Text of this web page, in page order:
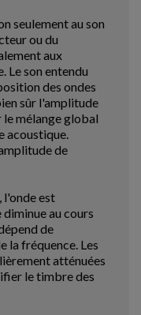
seulement au son
ou du
aux
Le son entendu
des ondes
sûr l'amplitude
le mélange global
acoustique.
de
l'onde est
au cours
de
la fréquence. Les
atténuées
le timbre des